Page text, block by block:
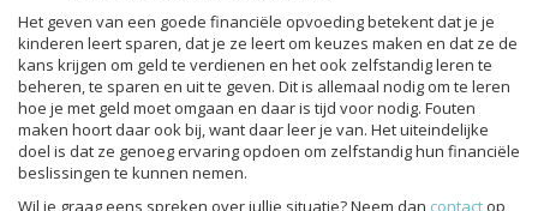
Het geven van een goede financiële opvoeding betekent dat je je
kinderen leert sparen, dat je ze leert om keuzes maken en dat ze de
kans krijgen om geld te verdienen en het ook zelfstandig leren te
beheren, te sparen en uit te geven. Dit is allemaal nodig om te leren
hoe je met geld moet omgaan en daar is tijd voor nodig. Fouten
maken hoort daar ook bij, want daar leer je van. Het uiteindelijke
doel is dat ze genoeg ervaring opdoen om zelfstandig hun financiële
beslissingen te kunnen nemen.
Wil je graag eens spreken over jullie situatie? Neem dan contact op